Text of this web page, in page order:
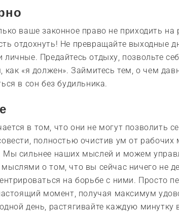
ваше законное право не приходить на
отдохнуть! Не превращайте выходные
Предайтесь отдыху, позвольте
как «я должен». Займитесь тем, о чем
в сон без будильника.
в том, что они не могут позволить
полностью очистив ум от
Мы сильнее наших мыслей и можем
о том, что вы сейчас ничего не
на борьбе с ними. Просто
момент, получая максимум
день, растягивайте каждую минутку